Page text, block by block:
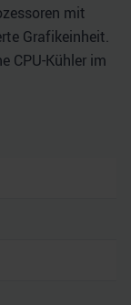
mit
Grafikeinheit.
CPU-Kühler im